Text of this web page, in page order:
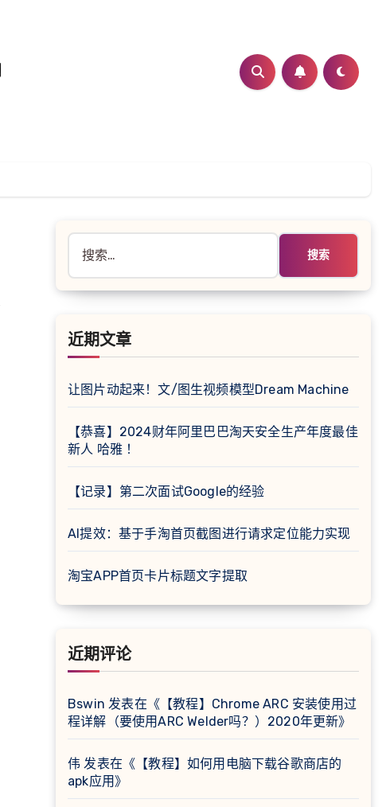
索：
近期文章
让图片动起来！文/图生视频模型Dream Machine
【恭喜】2024财年阿里巴巴淘天安全生产年度最佳
新人 哈雅 ！
【记录】第二次面试Google的经验
AI提效：基于手淘首页截图进行请求定位能力实现
淘宝APP首页卡片标题文字提取
近期评论
Bswin 发表在《 【教程】Chrome ARC 安装使用过
程详解（要使用ARC Welder吗？）2020年更新》
伟 发表在《 【教程】如何用电脑下载谷歌商店的
apk应用》